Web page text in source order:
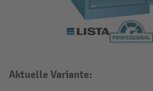
Aktuelle Variante: